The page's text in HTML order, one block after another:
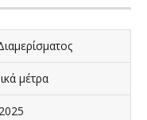
μέτρα